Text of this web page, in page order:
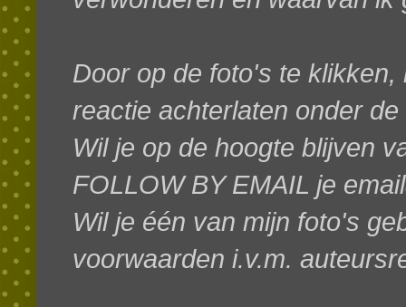
Door op de foto's te
reactie achterlaten onder
Wil je op de hoogte blijven
FOLLOW BY EMAIL je
Wil je één van mijn foto's
voorwaarden i.v.m.